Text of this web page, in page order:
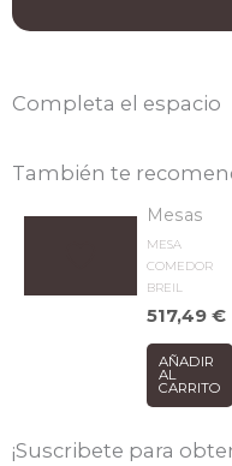
Completa el espacio
También te
Mesas
MESA
COMEDOR
BREIL
517,49€
AÑADIR
AL
CARRITO
¡Suscribete para